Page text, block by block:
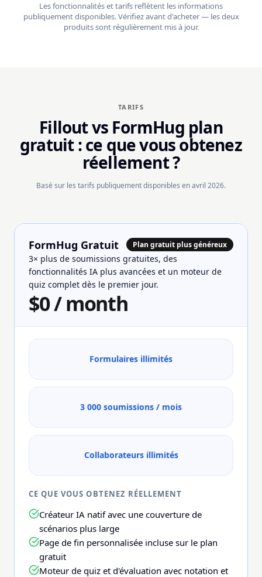
Les fonctionnalités et tarifs reflètent les informations
publiquement disponibles. Vérifiez avant d'acheter — les deux
produits sont régulièrement mis à jour.
TARIFS
Fillout vs FormHug plan
gratuit : ce que vous obtenez
réellement ?
Basé sur les tarifs publiquement disponibles en avril 2026.
FormHug Gratuit Plan gratuit plus généreux
3× plus de soumissions gratuites, des
fonctionnalités IA plus avancées et un moteur de
quiz complet dès le premier jour.
$0 / month
Formulaires illimités
3 000 soumissions / mois
Collaborateurs illimités
CE QUE VOUS OBTENEZ RÉELLEMENT
Créateur IA natif avec une couverture de
scénarios plus large
Page de fin personnalisée incluse sur le plan
gratuit
Moteur de quiz et d'évaluation avec notation et